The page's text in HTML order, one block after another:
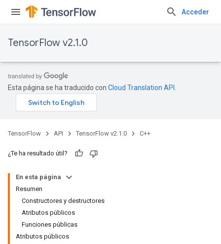
Acceder
TensorFlow v2.1.0
Esta página se ha traducido con Cloud Translation API
TensorFlow API TensorFlow v2.1.0 C++
¿Te ha resultado útil?
En esta página
Resumen
Constructores y destructores
Atributos públicos
Funciones públicas
Atributos públicos